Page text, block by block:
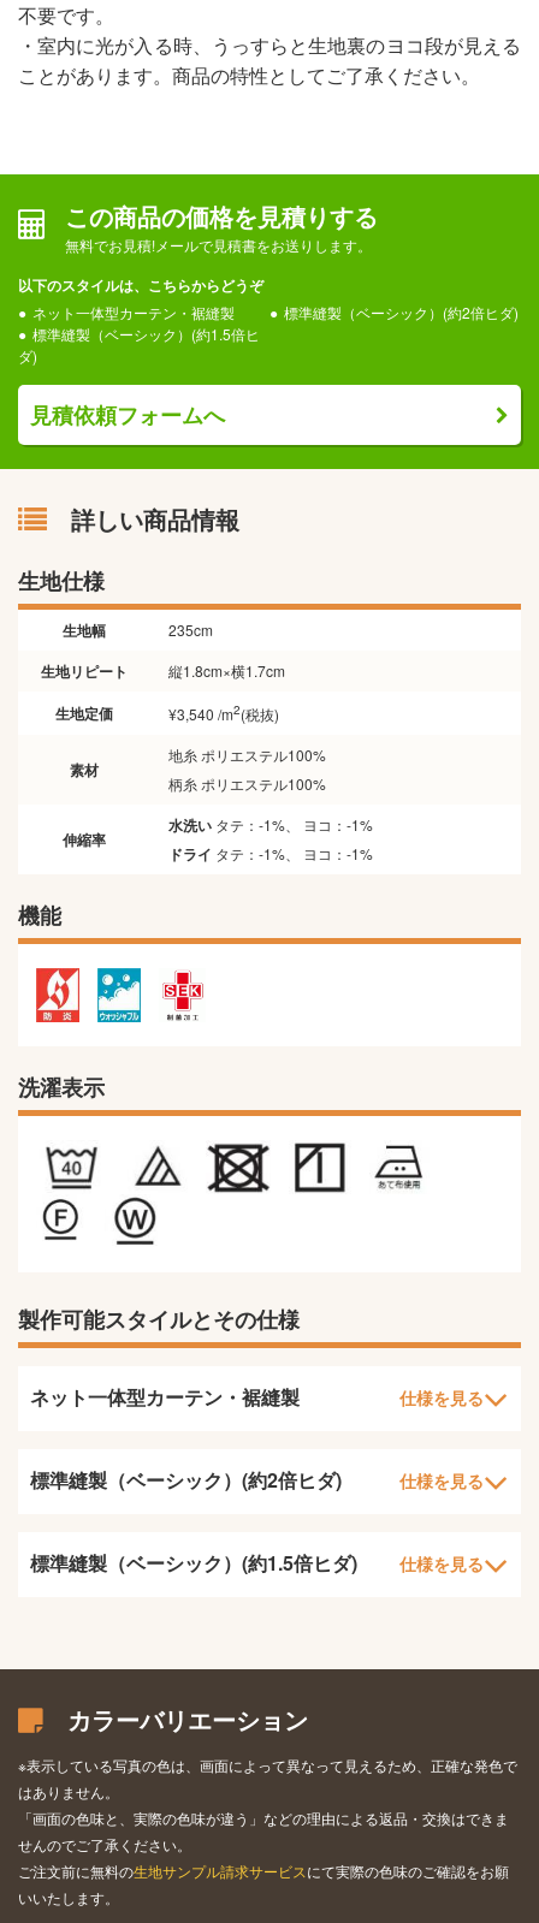
不要です。
・室内に光が入る時、うっすらと生地裏のヨコ段が見える
ことがあります。商品の特性としてご了承ください。
この商品の価格を見積りする
無料でお見積!メールで見積書をお送りします。
以下のスタイルは、こちらからどうぞ
ネット一体型カーテン・裾縫製
標準縫製（ベーシック）(約2倍ヒダ)
標準縫製（ベーシック）(約1.5倍ヒ
ダ)
見積依頼フォームへ
詳しい商品情報
生地仕様
生地幅 235cm
生地リピート 縦1.8cm×横1.7cm
生地定価 ¥3,540 /m2(税抜)
素材
地糸 ポリエステル100%
柄糸 ポリエステル100%
伸縮率
水洗い タテ：-1%、 ヨコ：-1%
ドライ タテ：-1%、 ヨコ：-1%
機能
洗濯表示
製作可能スタイルとその仕様
ネット一体型カーテン・裾縫製 仕様を見る
標準縫製（ベーシック）(約2倍ヒダ) 仕様を見る
標準縫製（ベーシック）(約1.5倍ヒダ) 仕様を見る
カラーバリエーション
※表示している写真の色は、画面によって異なって見えるため、正確な発色で
はありません。
「画面の色味と、実際の色味が違う」などの理由による返品・交換はできま
せんのでご了承ください。
ご注文前に無料の生地サンプル請求サービスにて実際の色味のご確認をお願
いいたします。